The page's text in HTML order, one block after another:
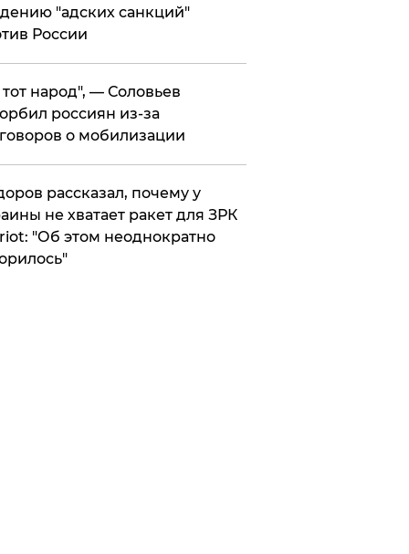
"адских санкций"
России
народ", — Соловьев
россиян из-за
о мобилизации
рассказал, почему у
не хватает ракет для ЗРК
"Об этом неоднократно